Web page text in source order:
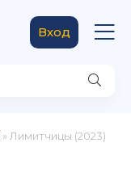
Вход
» Лимитчицы (2023)